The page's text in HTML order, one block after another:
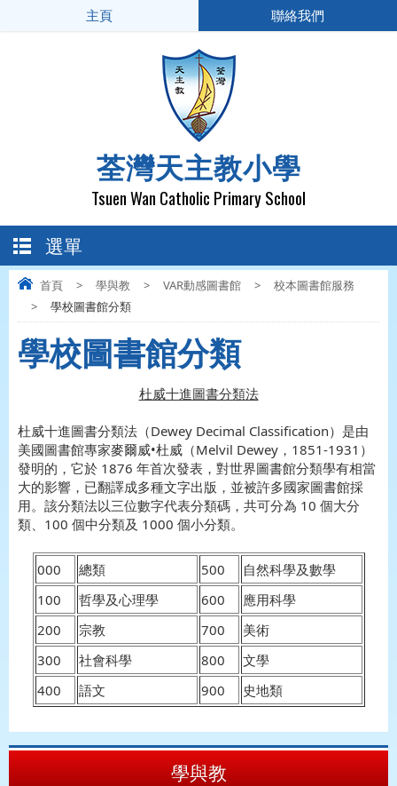
荃灣天主教小學
Tsuen Wan Catholic Primary School
主頁 聯絡我們
選單
首頁 > 學與教 > VAR動感圖書館 >
校本圖書館服務
>
學校圖書館分類
學校圖書館分類
杜威十進圖書分類法
杜威十進圖書分類法（Dewey Decimal Classification）是由
美國圖書館專家麥爾威•杜威（Melvil Dewey，1851-1931）
發明的，它於 1876 年首次發表，對世界圖書館分類學有相當
大的影響，已翻譯成多種文字出版，並被許多國家圖書館採
用。該分類法以三位數字代表分類碼，共可分為 10 個大分
類、100 個中分類及 1000 個小分類。
000 總類 500
自然科學及數學
100
哲學及心理學 600
應用科學
200
宗教 700
美術
300
社會科學 800
文學
400
語文 900 史地類
學與教